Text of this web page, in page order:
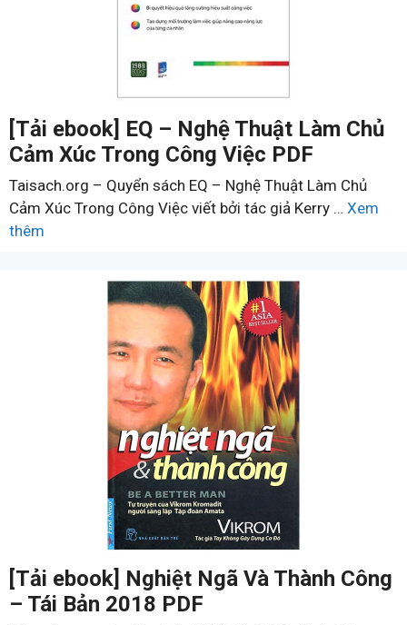
[Tải ebook] EQ – Nghệ Thuật Làm Chủ
Cảm Xúc Trong Công Việc PDF
Taisach.org – Quyển sách EQ – Nghệ Thuật Làm Chủ
Cảm Xúc Trong Công Việc viết bởi tác giả Kerry … Xem
thêm
[Tải ebook] Nghiệt Ngã Và Thành Công
– Tái Bản 2018 PDF